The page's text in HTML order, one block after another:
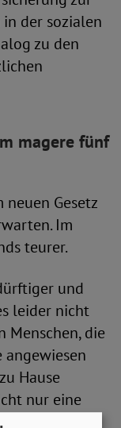
der sozialen
zu den
magere fünf
Gesetz
Im
teurer.
und
leider nicht
Menschen, die
Hause
nur eine
eine